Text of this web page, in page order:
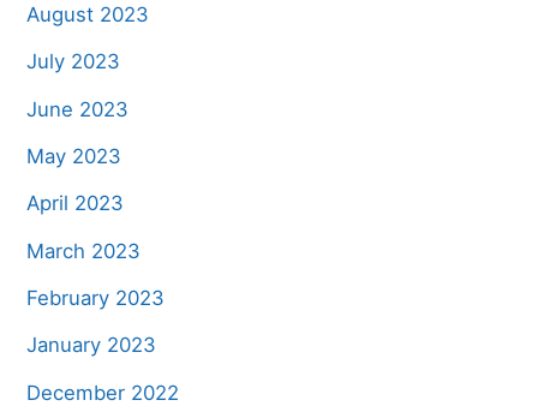
August 2023
July 2023
June 2023
May 2023
April 2023
March 2023
February 2023
January 2023
December 2022